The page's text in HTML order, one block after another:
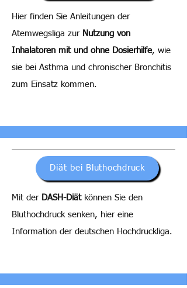
Hier finden Sie Anleitungen der
Atemwegsliga zur Nutzung von
Inhalatoren mit und ohne Dosierhilfe, wie
sie bei Asthma und chronischer Bronchitis
zum Einsatz kommen.
Diät bei Bluthochdruck
Mit der DASH-Diätkönnen Sie den
Bluthochdruck senken, hier eine
Information der deutschen Hochdruckliga.